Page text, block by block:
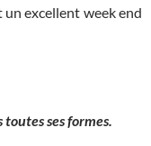
excellent week end
ses formes.